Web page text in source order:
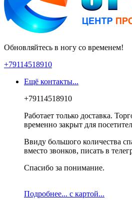
Обновляйтесь в ногу со временем!
+79114518910
Ещё контакты...
+79114518910
Работает только доставка.
временно закрыт для
Ввиду большого количества
вместо звонков, писать в
Спасибо за понимание.
Подробнее... с картой...